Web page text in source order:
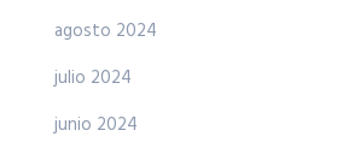
agosto 2024
julio 2024
junio 2024